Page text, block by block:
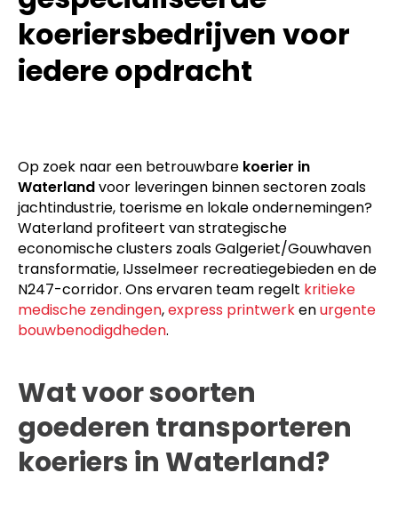
koeriersbedrijven voor
iedere opdracht
Op zoek naar een betrouwbare koerier in
Waterlandvoor leveringen binnen sectoren zoals
jachtindustrie, toerisme en lokale ondernemingen?
Waterland profiteert van strategische
economische clusters zoals Galgeriet/Gouwhaven
transformatie, IJsselmeer recreatiegebieden en de
N247-corridor. Ons ervaren team regelt kritieke
medische zendingen,express printwerkenurgente
bouwbenodigdheden.
Wat voor soorten
goederen transporteren
koeriers in Waterland?